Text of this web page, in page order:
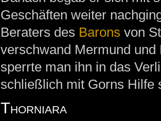
Geschäften weiter
Beraters des Barons von
verschwand Mermund
sperrte man ihn in das
schließlich mit Gorns Hilfe
Thorniara